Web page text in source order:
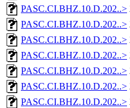
PASC.CI.BHZ.10.D.202..>
PASC.CI.BHZ.10.D.202..>
PASC.CI.BHZ.10.D.202..>
PASC.CI.BHZ.10.D.202..>
PASC.CI.BHZ.10.D.202..>
PASC.CI.BHZ.10.D.202..>
PASC.CI.BHZ.10.D.202..>